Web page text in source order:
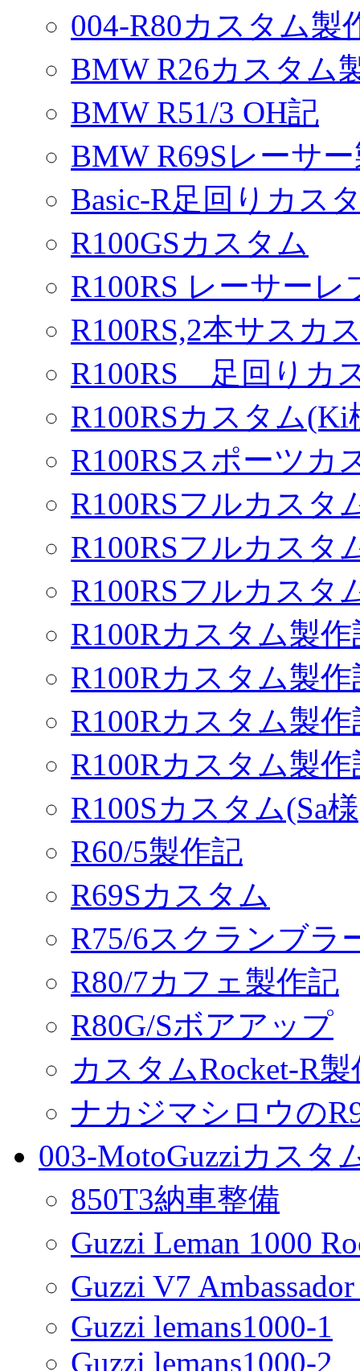
004-R80カスタム製
BMW R26カスタム
BMW R51/3 OH記
BMW R69Sレーサ
Basic-R足回りカス
R100GSカスタム
R100RS レーサー
R100RS,2本サスカ
R100RS 足回りカ
R100RSカスタム(Ki
R100RSスポーツカ
R100RSフルカスタ
R100RSフルカスタ
R100RSフルカスタ
R100Rカスタム製作
R100Rカスタム製作
R100Rカスタム製作
R100Rカスタム製
R100Sカスタム(Sa
R60/5製作記
R69Sカスタム
R75/6スクランブラ
R80/7カフェ製作記
R80G/Sボアアップ
カスタムRocket-R
ナカジマシロウの
003-MotoGuzziカスタ
850T3納車整備
Guzzi Leman 1000
Guzzi V7
Guzzi lemans1000-1
Guzzi lemans1000-2